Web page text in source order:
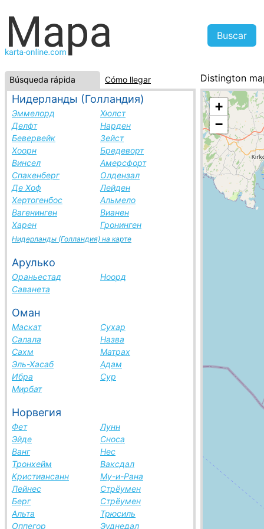
Búsqueda rápida Cómo llegar
Нидерланды (Голландия)
Эммелорд
Хюлст
Делфт
Нарден
Бевервейк
Зейст
Хоорн
Бредеворт
Винсел
Амерсфорт
Спакенберг
Олдензал
Де Хоф
Лейден
Хертогенбос
Альмело
Вагенинген
Вианен
Харен
Гронинген
Нидерланды (Голландия) на карте
Арулько
Ораньестад
Ноорд
Саванета
Оман
Маскат
Сухар
Салала
Назва
Сахм
Матрах
Эль-Хасаб
Адам
Ибра
Сур
Мирбат
Норвегия
Фет
Лунн
Эйде
Сноса
Ванг
Нес
Тронхейм
Ваксдал
Кристиансанн
Му-и-Рана
Лейнес
Стрёумен
Берг
Стрёумен
Альта
Трюсиль
Оппегор
Эуднедал
Distington
Reino Unido,
+
−